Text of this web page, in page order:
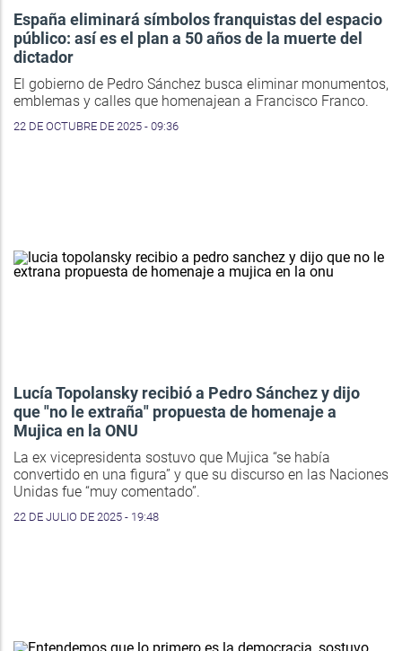
España eliminará símbolos franquistas del espacio
público: así es el plan a 50 años de la muerte del
dictador
El gobierno de Pedro Sánchez busca eliminar monumentos,
emblemas y calles que homenajean a Francisco Franco.
22 DE OCTUBRE DE 2025 - 09:36
Lucía Topolansky recibió a Pedro Sánchez y dijo
que "no le extraña" propuesta de homenaje a
Mujica en la ONU
La ex vicepresidenta sostuvo que Mujica “se había
convertido en una figura” y que su discurso en las Naciones
Unidas fue “muy comentado”.
22 DE JULIO DE 2025 - 19:48